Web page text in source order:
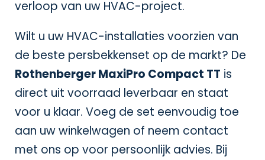
verloop van uw HVAC-project.
Wilt u uw HVAC-installaties voorzien van
de beste persbekkenset op de markt? De
Rothenberger MaxiPro Compact TT is
direct uit voorraad leverbaar en staat
voor u klaar. Voeg de set eenvoudig toe
aan uw winkelwagen of neem contact
met ons op voor persoonlijk advies. Bij